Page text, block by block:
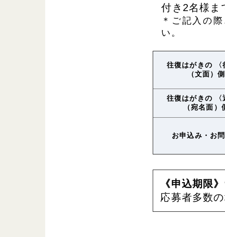
付き2名様ま
＊ご記入の
い。
往復はがきの 〈
（文面）側
往復はがきの 〈
（宛名面）
お申込み・お
《申込期限
応募者多数